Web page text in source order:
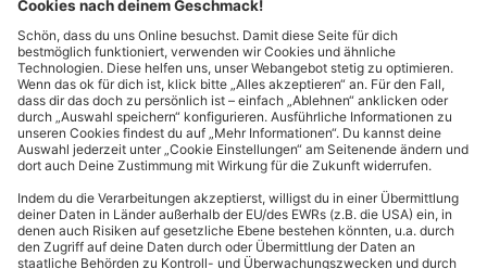
Kontakt
Cookie-Einstellungen
Kundeninformationen
ALDI Nord folgen